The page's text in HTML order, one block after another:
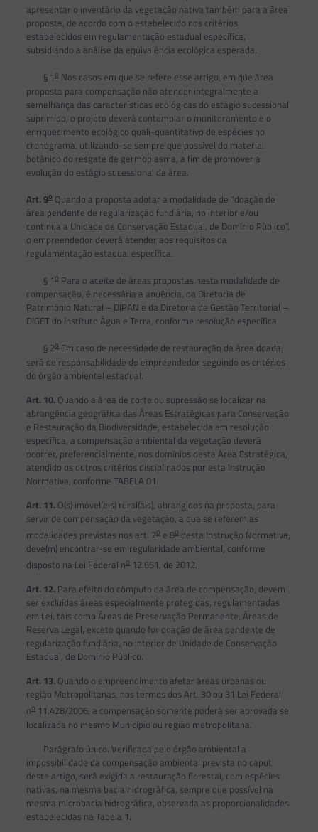
apresentar o inventário da vegetação nativa também para a área
proposta, de acordo com o estabelecido nos critérios
estabelecidos em regulamentação estadual específica,
subsidiando a análise da equivalência ecológica esperada.
§ 1oNos casos em que se refere esse artigo, em que área
proposta para compensação não atender integralmente a
semelhança das características ecológicas do estágio sucessional
suprimido, o projeto deverá contemplar o monitoramento e o
enriquecimento ecológico quali-quantitativo de espécies no
cronograma, utilizando-se sempre que possível do material
botânico do resgate de germoplasma, a fim de promover a
evolução do estágio sucessional da área.
Art. 9oQuando a proposta adotar a modalidade de “doação de
área pendente de regularização fundiária, no interior e/ou
continua a Unidade de Conservação Estadual, de Domínio Público”,
o empreendedor deverá atender aos requisitos da
regulamentação estadual específica.
§ 1oPara o aceite de áreas propostas nesta modalidade de
compensação, é necessária a anuência, da Diretoria de
Patrimônio Natural – DIPAN e da Diretoria de Gestão Territorial –
DIGET do Instituto Água e Terra, conforme resolução específica.
§ 2oEm caso de necessidade de restauração da área doada,
será de responsabilidade do empreendedor seguindo os critérios
do órgão ambiental estadual.
Art. 10. Quando a área de corte ou supressão se localizar na
abrangência geográfica das Áreas Estratégicas para Conservação
e Restauração da Biodiversidade, estabelecida em resolução
específica, a compensação ambiental da vegetação deverá
ocorrer, preferencialmente, nos domínios desta Área Estratégica,
atendido os outros critérios disciplinados por esta Instrução
Normativa, conforme TABELA 01.
Art. 11. O(s) imóvel(eis) rural(ais), abrangidos na proposta, para
servir de compensação da vegetação, a que se referem as
modalidades previstas nos art. 7oe 8odesta Instrução Normativa,
deve(m) encontrar-se em regularidade ambiental, conforme
disposto na Lei Federal no12.651, de 2012.
Art. 12. Para efeito do cômputo da área de compensação, devem
ser excluídas áreas especialmente protegidas, regulamentadas
em Lei, tais como Áreas de Preservação Permanente, Áreas de
Reserva Legal, exceto quando for doação de área pendente de
regularização fundiária, no interior de Unidade de Conservação
Estadual, de Domínio Público.
Art. 13. Quando o empreendimento afetar áreas urbanas ou
região Metropolitanas, nos termos dos Art. 30 ou 31 Lei Federal
no11.428/2006, a compensação somente poderá ser aprovada se
localizada no mesmo Município ou região metropolitana.
Parágrafo único. Verificada pelo órgão ambiental a
impossibilidade da compensação ambiental prevista no caput
deste artigo, será exigida a restauração florestal, com espécies
nativas, na mesma bacia hidrográfica, sempre que possível na
mesma microbacia hidrográfica, observada as proporcionalidades
estabelecidas na Tabela 1.